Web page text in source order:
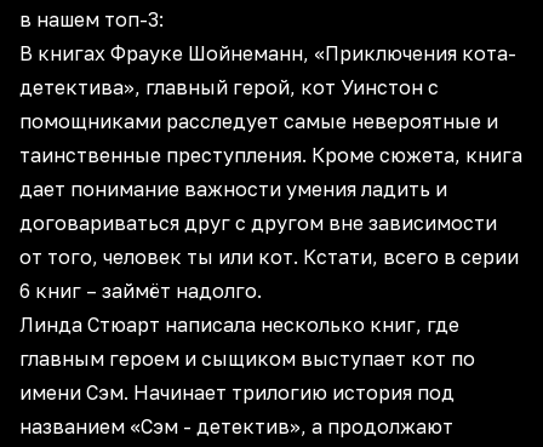
в нашем топ-3:
В книгах Фрауке Шойнеманн, «Приключения кота-
детектива», главный герой, кот Уинстон с
помощниками расследует самые невероятные и
таинственные преступления. Кроме сюжета, книга
дает понимание важности умения ладить и
договариваться друг с другом вне зависимости
от того, человек ты или кот. Кстати, всего в серии
6 книг – займёт надолго.
Линда Стюарт написала несколько книг, где
главным героем и сыщиком выступает кот по
имени Сэм. Начинает трилогию история под
названием «Сэм - детектив», а продолжают